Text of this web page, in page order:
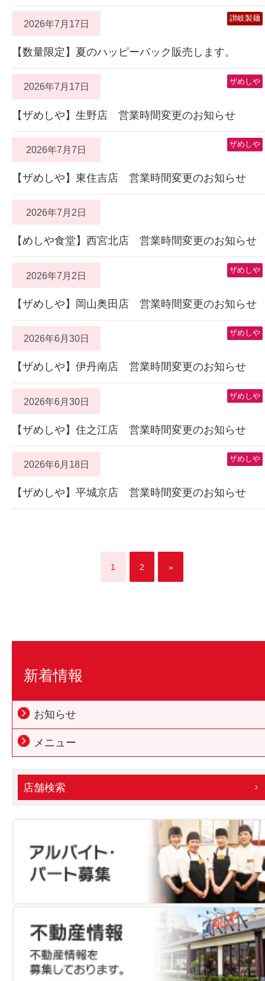
2026年7月17日 讃岐製麺
【数量限定】夏のハッピーバック販売します。
2026年7月17日 ザめしや
【ザめしや】生野店 営業時間変更のお知らせ
2026年7月7日 ザめしや
【ザめしや】東住吉店 営業時間変更のお知らせ
2026年7月2日
【めしや食堂】西宮北店 営業時間変更のお知らせ
2026年7月2日 ザめしや
【ザめしや】岡山奥田店 営業時間変更のお知らせ
2026年6月30日 ザめしや
【ザめしや】伊丹南店 営業時間変更のお知らせ
2026年6月30日 ザめしや
【ザめしや】住之江店 営業時間変更のお知らせ
2026年6月18日 ザめしや
【ザめしや】平城京店 営業時間変更のお知らせ
1 2 »
新着情報
お知らせ
メニュー
店舗検索